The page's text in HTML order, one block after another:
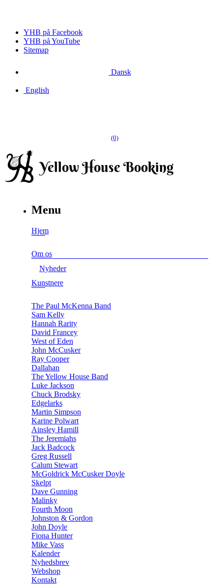
YHB på Facebook
YHB på YouTube
Sitemap
Dansk
English
(0)
Menu
Hjem
Om os
Nyheder
Kunstnere
The Paul McKenna Band
Sam Kelly
Hannah Rarity
David Francey
West of Eden
John McCusker
Ray Cooper
Dallahan
The Yellow House Band
Luke Jackson
Chuck Brodsky
Edgelarks
Martin Simpson
Karine Polwart
Ainsley Hamill
The Jeremiahs
Jack Badcock
Greg Russell
Calum Stewart
McGoldrick McCusker Doyle
Skelpt
Dave Gunning
Malinky
Fourth Moon
Johnston & Gordon
John Doyle
Fiona Hunter
Mike Vass
Kalender
Nyhedsbrev
Webshop
Kontakt